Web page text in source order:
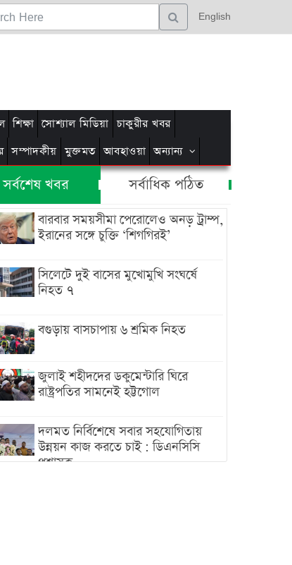
English
শিক্ষা সোশ্যাল মিডিয়া চাকুরীর খবর
সম্পাদকীয় মুক্তমত আবহাওয়া অন্যান্য
সর্বশেষ খবর সর্বাধিক পঠিত
বারবার সময়সীমা পেরোলেও অনড় ট্রাম্প,
ইরানের সঙ্গে চুক্তি ‘শিগগিরই’
সিলেটে দুই বাসের মুখোমুখি সংঘর্ষে
নিহত ৭
বগুড়ায় বাসচাপায় ৬ শ্রমিক নিহত
জুলাই শহীদদের ডকুমেন্টারি ঘিরে
রাষ্ট্রপতির সামনেই হট্টগোল
দলমত নির্বিশেষে সবার সহযোগিতায়
উন্নয়ন কাজ করতে চাই : ডিএনসিসি
প্রশাসক